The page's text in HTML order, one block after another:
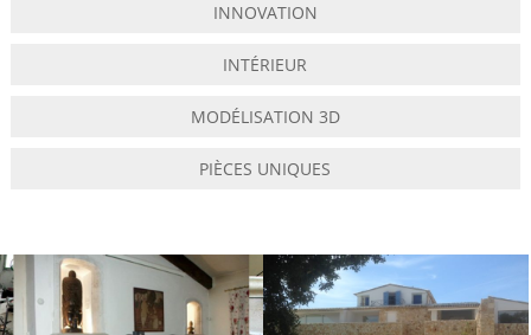
INNOVATION
INTÉRIEUR
MODÉLISATION 3D
PIÈCES UNIQUES